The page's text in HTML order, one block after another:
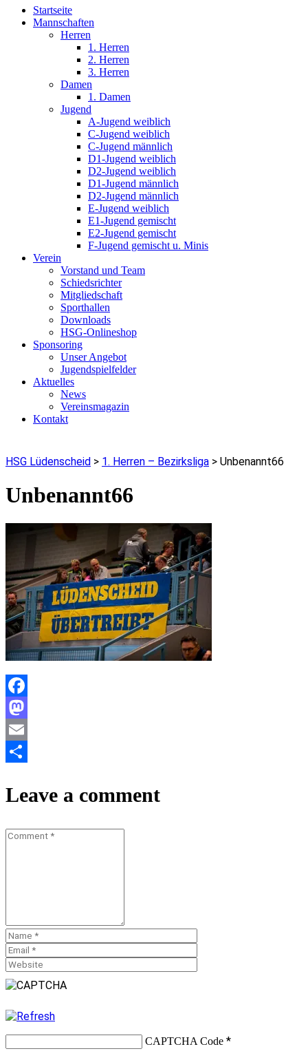
Startseite
Mannschaften
Herren
1. Herren
2. Herren
3. Herren
Damen
1. Damen
Jugend
A-Jugend weiblich
C-Jugend weiblich
C-Jugend männlich
D1-Jugend weiblich
D2-Jugend weiblich
D1-Jugend männlich
D2-Jugend männlich
E-Jugend weiblich
E1-Jugend gemischt
E2-Jugend gemischt
F-Jugend gemischt u. Minis
Verein
Vorstand und Team
Schiedsrichter
Mitgliedschaft
Sporthallen
Downloads
HSG-Onlineshop
Sponsoring
Unser Angebot
Jugendspielfelder
Aktuelles
News
Vereinsmagazin
Kontakt
HSG Lüdenscheid > 1. Herren – Bezirksliga > Unbenannt66
Unbenannt66
Facebook
Mastodon
Email
Leave a comment
CAPTCHA Code *